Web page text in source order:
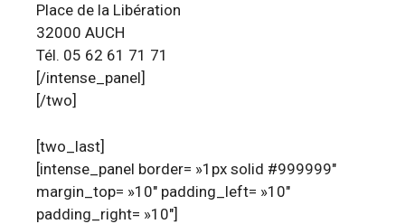
Place de la Libération
32000 AUCH
Tél. 05 62 61 71 71
[/intense_panel]
[/two]
[two_last]
[intense_panel border= »1px solid #999999″
margin_top= »10″ padding_left= »10″
padding_right= »10″]